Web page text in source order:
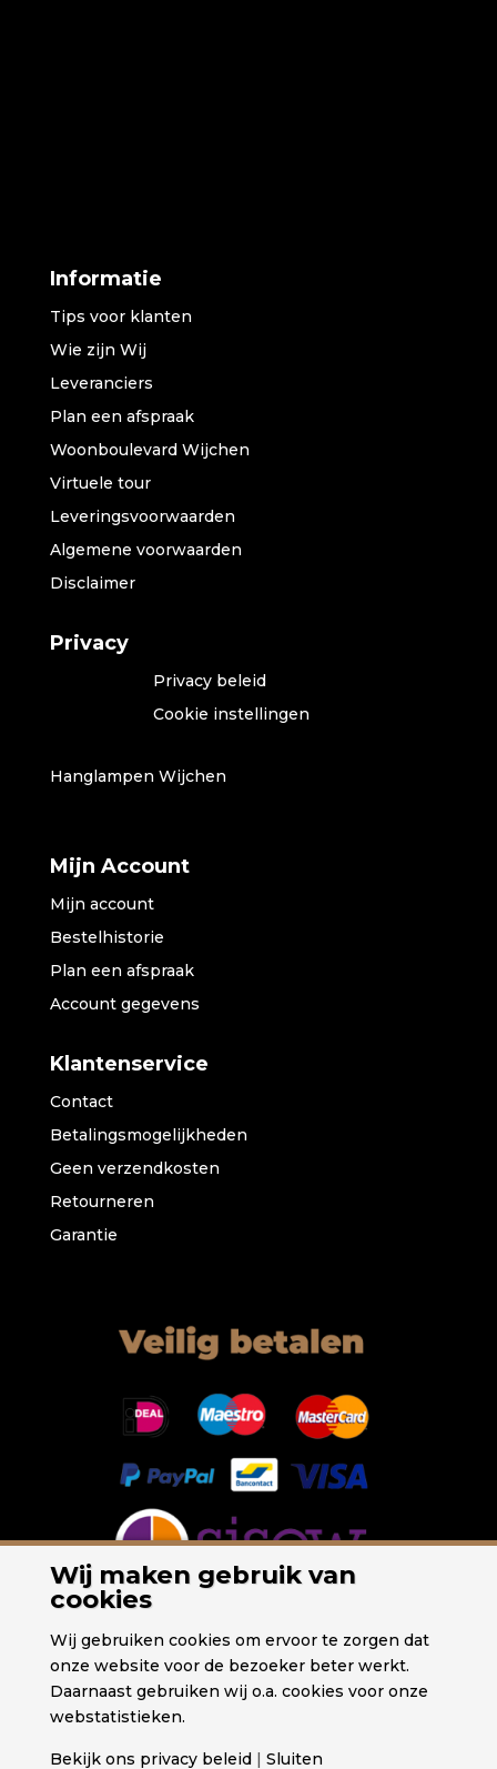
Informatie
Tips voor klanten
Wie zijn Wij
Leveranciers
Plan een afspraak
Woonboulevard Wijchen
Virtuele tour
Leveringsvoorwaarden
Algemene voorwaarden
Disclaimer
Privacy
Privacy beleid
Cookie instellingen
Hanglampen Wijchen
Mijn Account
Mijn account
Bestelhistorie
Plan een afspraak
Account gegevens
Klantenservice
Contact
Betalingsmogelijkheden
Geen verzendkosten
Retourneren
Garantie
Wij maken gebruik van
cookies
Wij gebruiken cookies om ervoor te zorgen dat
onze website voor de bezoeker beter werkt.
Daarnaast gebruiken wij o.a. cookies voor onze
webstatistieken.
Bekijk ons privacy beleid | Sluiten